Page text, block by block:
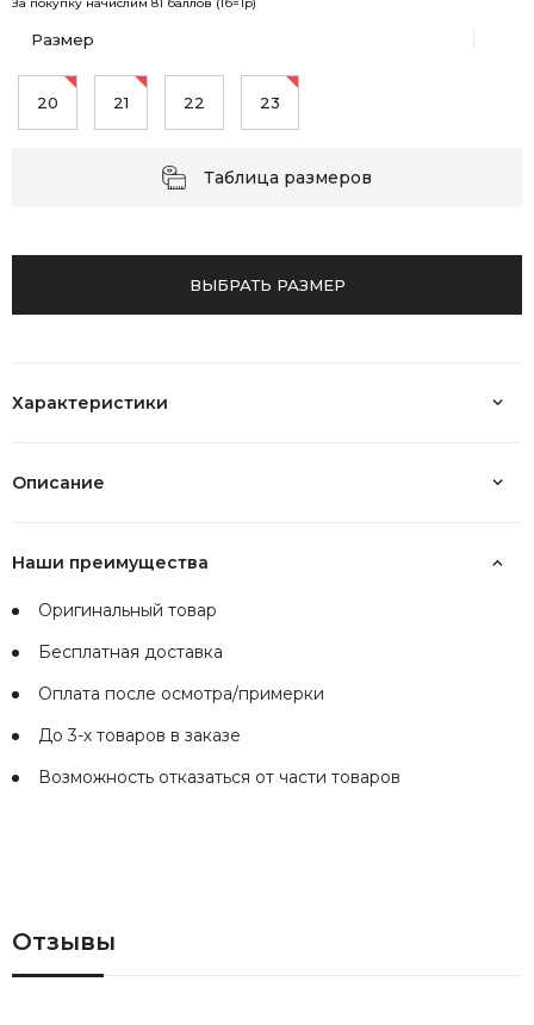
Размер
20 21 22 23
Таблица размеров
ВЫБРАТЬ РАЗМЕР
Характеристики
Описание
Наши преимущества
Оригинальный товар
Бесплатная доставка
Оплата после осмотра/примерки
До 3-х товаров в заказе
Возможность отказаться от части товаров
Отзывы